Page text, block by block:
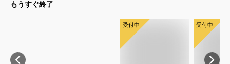
もうすぐ終了
受付中 受付中